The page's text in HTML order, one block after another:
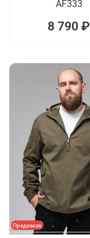
AF333
8 790 ₽
Предзаказ